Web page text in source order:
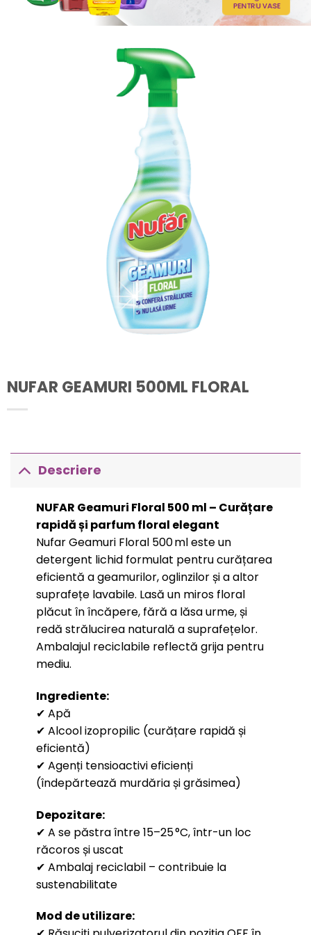
NUFAR GEAMURI 500ML FLORAL
Descriere
NUFAR Geamuri Floral 500 ml – Curățare
rapidă și parfum floral elegant
Nufar Geamuri Floral 500 ml este un
detergent lichid formulat pentru curățarea
eficientă a geamurilor, oglinzilor și a altor
suprafețe lavabile. Lasă un miros floral
plăcut în încăpere, fără a lăsa urme, și
redă strălucirea naturală a suprafețelor.
Ambalajul reciclabile reflectă grija pentru
mediu.
Ingrediente:
✔ Apă
✔ Alcool izopropilic (curățare rapidă și
eficientă)
✔ Agenți tensioactivi eficienți
(îndepărtează murdăria și grăsimea)
Depozitare:
✔ A se păstra între 15–25 °C, într-un loc
răcoros și uscat
✔ Ambalaj reciclabil – contribuie la
sustenabilitate
Mod de utilizare: